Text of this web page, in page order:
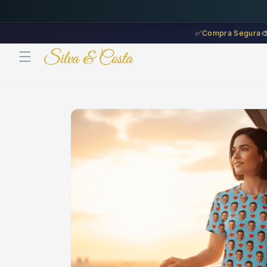
conteúdo
✅Compra Segura 🎨
informação
do produto